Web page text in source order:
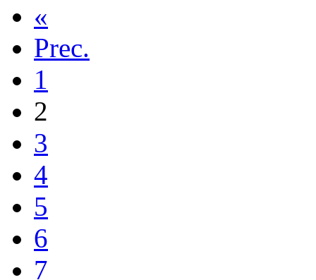
«
Prec.
1
2
3
4
5
6
7